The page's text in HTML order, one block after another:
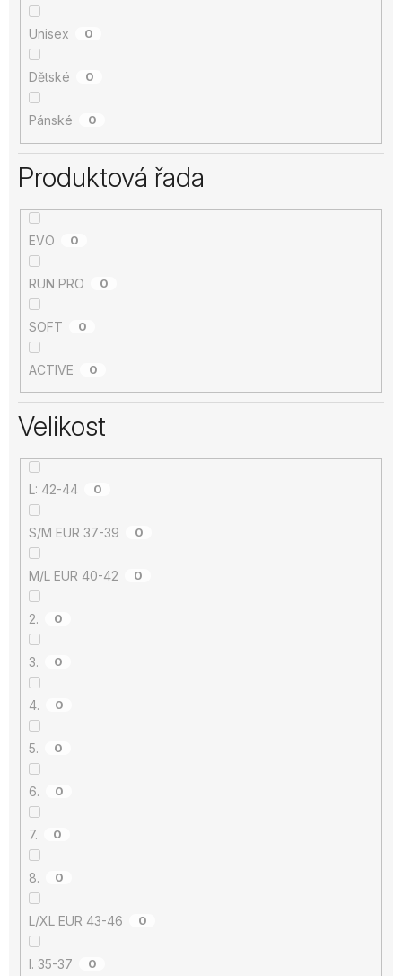
Unisex 0
Dětské 0
Pánské 0
Produktová řada
EVO 0
RUN PRO 0
SOFT 0
ACTIVE 0
Velikost
L: 42-44 0
S/M EUR 37-39 0
M/L EUR 40-42 0
2. 0
3. 0
4. 0
5. 0
6. 0
7. 0
8. 0
L/XL EUR 43-46 0
I. 35-37 0